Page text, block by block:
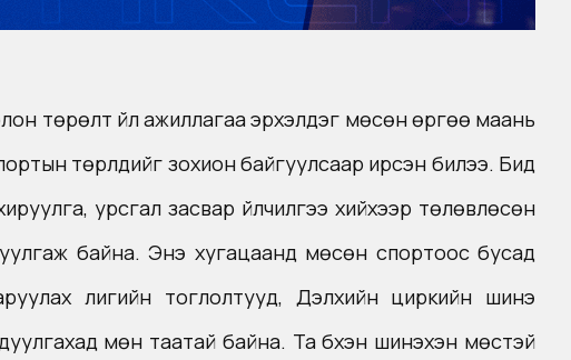
төрөлт үйл ажиллагаа эрхэлдэг мөсөн өргөө маань
төрлүүдийг зохион байгуулсаар ирсэн билээ. Бид
урсгал засвар үйлчилгээ хийхээр төлөвлөсөн
байна. Энэ хугацаанд мөсөн спортоос бусад
лигийн тоглолтууд, Дэлхийн циркийн шинэ
мөн таатай байна. Та бүхэн шинэхэн мөстэй